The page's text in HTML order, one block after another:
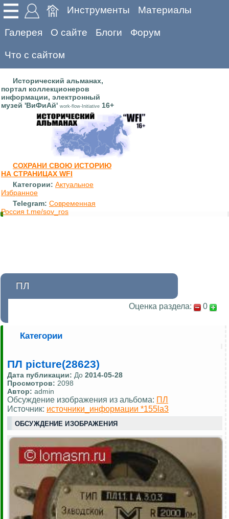
Инструменты Материалы
Галерея О сайте Блоги Форум
Что с сайтом
Исторический альманах,
портал коллекционеров
информации, электронный
музей 'ВиФиАй' work-flow-Initiative 16+
СОХРАНИ СВОЮ ИСТОРИЮ
НА СТРАНИЦАХ WFI
Категории: Актуальное
Избранное
Telegram: Современная
Россия t.me/sov_ros
ПЛ
Оценка раздела: 0
Категории
ПЛ picture(28623)
Дата публикации: До 2014-05-28
Просмотров: 2098
Автор: admin
Обсуждение изображения из альбома: ПЛ
Источник: источники_информации *155la3
ОБСУЖДЕНИЕ ИЗОБРАЖЕНИЯ